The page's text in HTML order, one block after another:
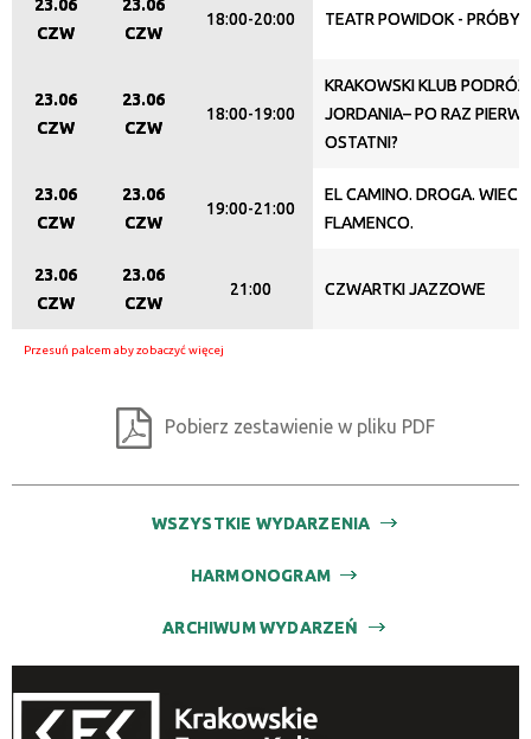
23.06
CZW
23.06
CZW
18:00-20:00 TEATR POWIDOK - PRÓBY
23.06
CZW
23.06
CZW
18:00-19:00
KRAKOWSKI KLUB
JORDANIA– PO RAZ
OSTATNI?
23.06
CZW
23.06
CZW
19:00-21:00
EL CAMINO. DROGA.
FLAMENCO.
23.06
CZW
23.06
CZW
21:00 CZWARTKI JAZZOWE
Pobierz zestawienie w pliku PDF
WSZYSTKIE WYDARZENIA
HARMONOGRAM
ARCHIWUM WYDARZEŃ